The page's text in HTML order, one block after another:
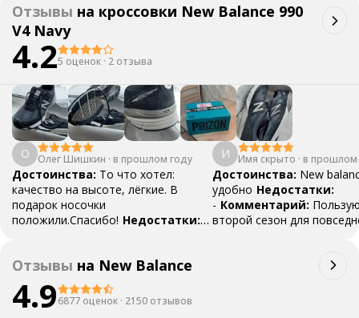
Отзывы на кроссовки New Balance 990
V4 Navy
4.25 оценок · 2 отзыва
О Олег Шишкин · в прошлом году
Достоинства: То что хотел:
качество на высоте, лёгкие. В
подарок носочки
положили.Спасибо! Недостатки:
Пришло всё в срок. Молодцы!
И Имя скрыто · в прошлом
Достоинства: New
удобно Недостатки:
- Комментарий:
второй сезон для
Отзывы на New Balance
4.96877 оценок · 2150 отзывов